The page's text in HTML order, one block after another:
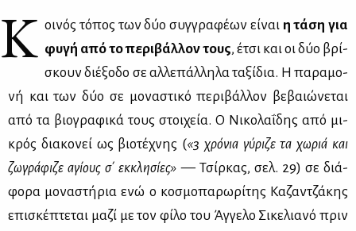
Κ οι­νός τό­πος των δύο συγ­γρα­φέ­ων εί­ναι η τά­ση για
φυ­γή από το πε­ρι­βάλ­λον τους, έτσι και οι δύο βρί­
σκουν διέ­ξο­δο σε αλ­λε­πάλ­λη­λα τα­ξί­δια. Η πα­ρα­μο­
νή και των δύο σε μο­να­στι­κό πε­ρι­βάλ­λον βε­βαιώ­νε­ται
από τα βιο­γρα­φι­κά τους στοι­χεία. Ο Νι­κο­λα­ΐ­δης από μι­
κρός δια­κο­νεί ως βιο­τέ­χνης («3 χρό­νια γύ­ρι­ζε τα χω­ριά και
ζω­γρά­φι­ζε αγί­ους σ΄ εκ­κλη­σί­ες» — Τσίρ­κας, σελ. 29) σε διά­
φο­ρα μο­να­στή­ρια ενώ ο κο­σμο­πα­ρω­ρί­της Κα­ζαν­τζά­κης
επι­σκέ­πτε­ται μα­ζί με τον φί­λο του Άγ­γε­λο Σι­κε­λια­νό πριν